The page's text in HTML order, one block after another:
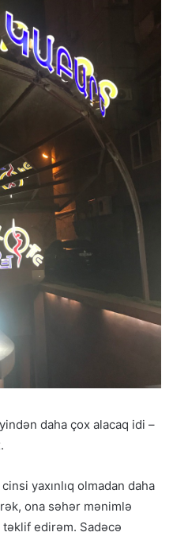
daha çox alacaq idi –
yaxınlıq olmadan daha
ona səhər mənimlə
edirəm. Sadəcə